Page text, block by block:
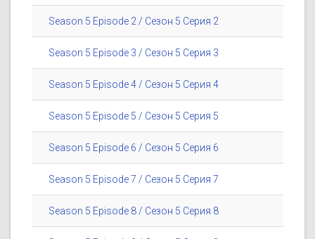
Season 5 Episode 2 / Сезон 5 Серия 2
Season 5 Episode 3 / Сезон 5 Серия 3
Season 5 Episode 4 / Сезон 5 Серия 4
Season 5 Episode 5 / Сезон 5 Серия 5
Season 5 Episode 6 / Сезон 5 Серия 6
Season 5 Episode 7 / Сезон 5 Серия 7
Season 5 Episode 8 / Сезон 5 Серия 8